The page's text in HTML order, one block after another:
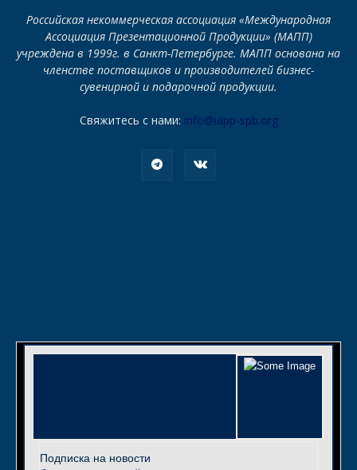
Российская некоммерческая ассоциация «Международная
Ассоциация Презентационной Продукции» (МАПП)
учреждена в 1999г. в Санкт-Петербурге. МАПП основана на
членстве поставщиков и производителей бизнес-
сувенирной и подарочной продукции.
Свяжитесь с нами: info@iapp-spb.org
Подписка на новости